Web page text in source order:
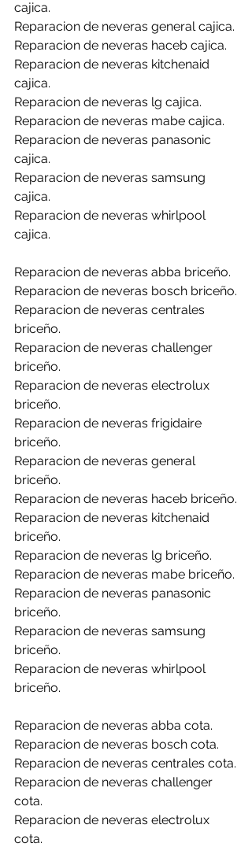
cajica.
Reparacion de neveras general cajica.
Reparacion de neveras haceb cajica.
Reparacion de neveras kitchenaid
cajica.
Reparacion de neveras lg cajica.
Reparacion de neveras mabe cajica.
Reparacion de neveras panasonic
cajica.
Reparacion de neveras samsung
cajica.
Reparacion de neveras whirlpool
cajica.
Reparacion de neveras abba briceño.
Reparacion de neveras bosch briceño.
Reparacion de neveras centrales
briceño.
Reparacion de neveras challenger
briceño.
Reparacion de neveras electrolux
briceño.
Reparacion de neveras frigidaire
briceño.
Reparacion de neveras general
briceño.
Reparacion de neveras haceb briceño.
Reparacion de neveras kitchenaid
briceño.
Reparacion de neveras lg briceño.
Reparacion de neveras mabe briceño.
Reparacion de neveras panasonic
briceño.
Reparacion de neveras samsung
briceño.
Reparacion de neveras whirlpool
briceño.
Reparacion de neveras abba cota.
Reparacion de neveras bosch cota.
Reparacion de neveras centrales cota.
Reparacion de neveras challenger
cota.
Reparacion de neveras electrolux
cota.